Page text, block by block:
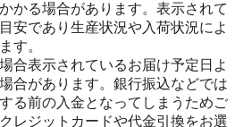
かる場合があります。表示されて
安であり生産状況や入荷状況によ
す。
合表示されているお届け予定日よ
合があります。銀行振込などでは
る前の入金となってしまうためご
レジットカードや代金引換をお選